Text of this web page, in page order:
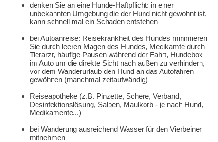
denken Sie an eine Hunde-Haftpflicht: in einer
unbekannten Umgebung die der Hund nicht gewohnt ist,
kann schnell mal ein Schaden entstehen
bei Autoanreise: Reisekrankheit des Hundes minimieren
Sie durch leeren Magen des Hundes, Medikamte durch
Tierarzt, häufige Pausen während der Fahrt, Hundebox
im Auto um die direkte Sicht nach außen zu verhindern,
vor dem Wanderurlaub den Hund an das Autofahren
gewöhnen (manchmal zeitaufwändig)
Reiseapotheke (z.B. Pinzette, Schere, Verband,
Desinfektionslösung, Salben, Maulkorb - je nach Hund,
Medikamente...)
bei Wanderung ausreichend Wasser für den Vierbeiner
mitnehmen